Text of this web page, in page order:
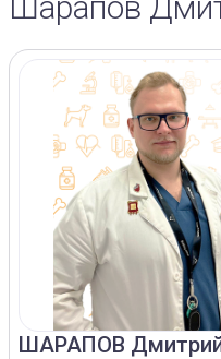
ШАРАПОВ